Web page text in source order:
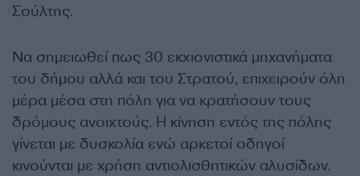
Σούλτης.
Να σημειωθεί πως 30 εκχιονιστικά μηχανήματα
του δήμου αλλά και του Στρατού, επιχειρούν όλη
μέρα μέσα στη πόλη για να κρατήσουν τους
δρόμους ανοιχτούς. Η κίνηση εντός της πόλης
γίνεται με δυσκολία ενώ αρκετοί οδηγοί
κινούνται με χρήση αντιολισθητικών αλυσίδων.